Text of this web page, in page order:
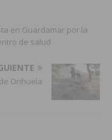
en Guardamar por la
de salud
Orihuela